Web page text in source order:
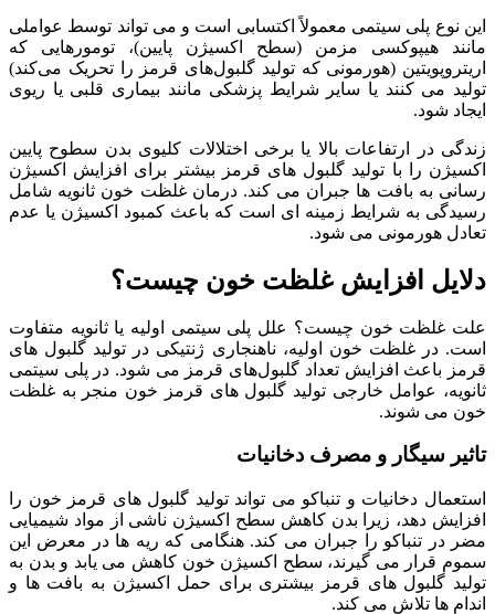
این نوع پلی سیتمی معمولاً اکتسابی است و می‌ تواند توسط عواملی
مانند هیپوکسی مزمن (سطح اکسیژن پایین)، تومورهایی که
اریتروپویتین (هورمونی که تولید گلبول‌های قرمز را تحریک می‌کند)
تولید می‌ کنند یا سایر شرایط پزشکی مانند بیماری قلبی یا ریوی
ایجاد شود.
زندگی در ارتفاعات بالا یا برخی اختلالات کلیوی بدن سطوح پایین
اکسیژن را با تولید گلبول‌ های قرمز بیشتر برای افزایش اکسیژن
رسانی به بافت‌ ها جبران می‌ کند. درمان غلظت خون ثانویه شامل
رسیدگی به شرایط زمینه‌ ای است که باعث کمبود اکسیژن یا عدم
تعادل هورمونی می‌ شود.
دلایل افزایش غلظت خون چیست؟
علت غلظت خون چیست؟ علل پلی سیتمی اولیه یا ثانویه متفاوت
است. در غلظت خون اولیه، ناهنجاری ژنتیکی در تولید گلبول‌ های
قرمز باعث افزایش تعداد گلبول‌های قرمز می‌ شود. در پلی سیتمی
ثانویه، عوامل خارجی تولید گلبول‌ های قرمز خون منجر به غلظت
خون می‌ شوند.
تاثیر سیگار و مصرف دخانیات
استعمال دخانیات و تنباکو می‌ تواند تولید گلبول‌ های قرمز خون را
افزایش دهد، زیرا بدن کاهش سطح اکسیژن ناشی از مواد شیمیایی
مضر در تنباکو را جبران‌ می‌ کند. هنگامی که ریه‌ ها در معرض این
سموم قرار می‌ گیرند، سطح اکسیژن خون کاهش‌ می‌ یابد و بدن به
تولید گلبول‌ های قرمز بیشتری برای حمل اکسیژن به بافت‌ ها و
اندام ها تلاش می‌ کند.